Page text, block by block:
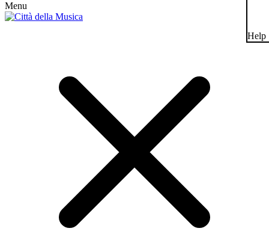
Menu
Help